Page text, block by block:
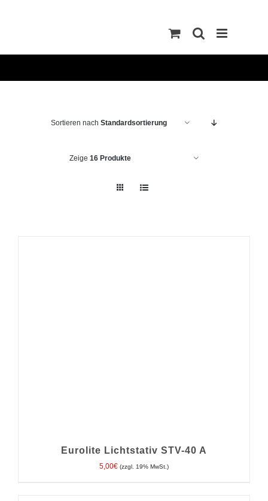
Sortieren nach Standardsortierung
Zeige 16 Produkte
Eurolite Lichtstativ STV-40 A
5,00€ (zzgl. 19% MwSt.)